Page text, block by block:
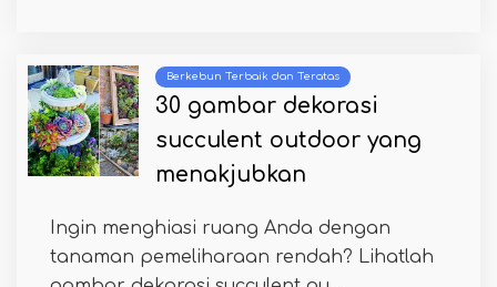
Berkebun Terbaik dan Teratas
30 gambar dekorasi
succulent outdoor yang
menakjubkan
Ingin menghiasi ruang Anda dengan
tanaman pemeliharaan rendah? Lihatlah